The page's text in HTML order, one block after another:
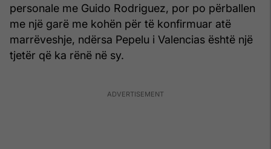
personale me Guido Rodriguez, por po përballen
me një garë me kohën për të konfirmuar atë
marrëveshje, ndërsa Pepelu i Valencias është një
tjetër që ka rënë në sy.